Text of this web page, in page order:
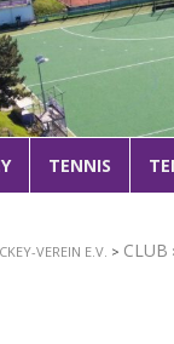
TENNIS
VEREIN E.V. > CLUB